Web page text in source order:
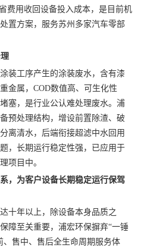
费用收回设备投入成本，是目前机
置方案，服务苏州多家汽车零部
装工序产生的涂装废水，含有漆
金属，COD数值高、可生化性
塞，是行业公认难处理废水。浦
预处理结构，增设前置除渣、破
离清水，后端衔接超滤中水回用
，长期运行稳定性强，已应用于
项目中。
，为客户设备长期稳定运行保驾
十年以上，除设备本身品质之
障至关重要，浦宏环保摒弃“一锤
售中、售后全生命周期服务体